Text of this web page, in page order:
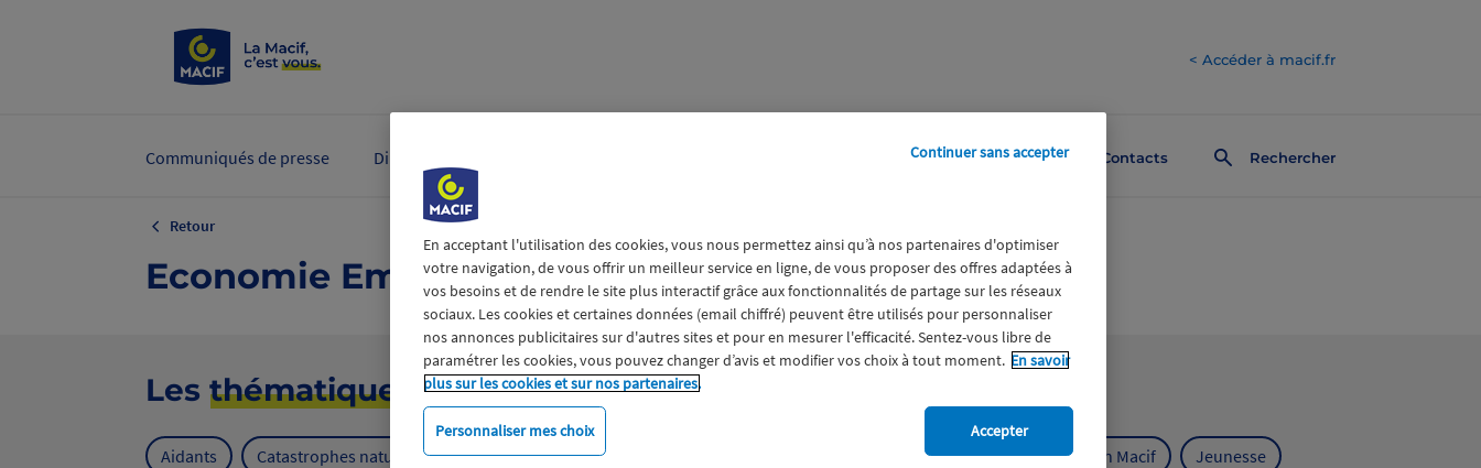
< Accéder à macif.fr
Contacts Rechercher
Communiqués de presse Dirigeants et experts
Retour
Economie Emploi
Les thématiques
Aidants Catastrophes naturelles Climat Engagement Expérience clients Fondation Macif Jeunesse
En acceptant l'utilisation des cookies, vous nous permettez ainsi qu’à nos partenaires d'optimiser
votre navigation, de vous offrir un meilleur service en ligne, de vous proposer des offres adaptées à
vos besoins et de rendre le site plus interactif grâce aux fonctionnalités de partage sur les réseaux
sociaux. Les cookies et certaines données (email chiffré) peuvent être utilisés pour personnaliser
nos annonces publicitaires sur d'autres sites et pour en mesurer l'efficacité. Sentez-vous libre de
paramétrer les cookies, vous pouvez changer d’avis et modifier vos choix à tout moment. En savoir
plus sur les cookies et sur nos partenaires.
Personnaliser mes choix
Continuer sans accepter
Accepter